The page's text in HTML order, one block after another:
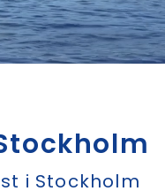
i Stockholm